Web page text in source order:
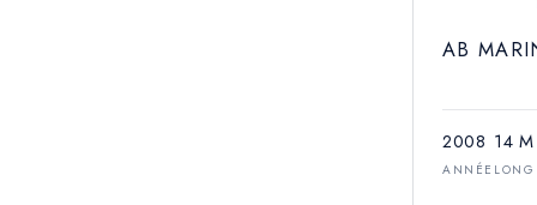
AB
2008
ANNÉE
14 M